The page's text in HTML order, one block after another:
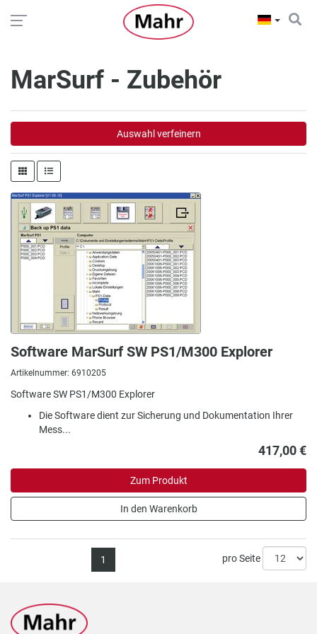
MarSurf - Zubehör
Auswahl verfeinern
Software MarSurf SW PS1/M300 Explorer
Artikelnummer: 6910205
Software SW PS1/M300 Explorer
Die Software dient zur Sicherung und Dokumentation Ihrer
Mess...
417,00 €
Zum Produkt
In den Warenkorb
1 pro Seite